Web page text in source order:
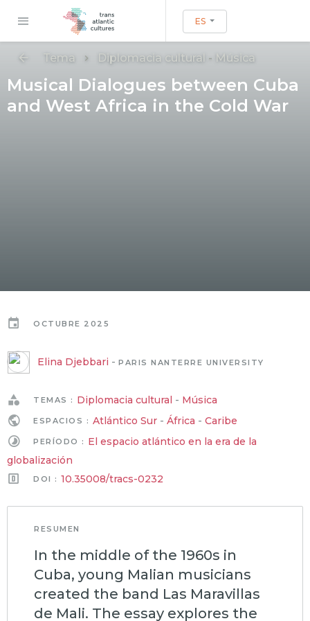
ES
Tema Diplomacia cultural - Música
Musical Dialogues between Cuba
and West Africa in the Cold War
OCTUBRE 2025
Elina Djebbari - PARIS NANTERRE UNIVERSITY
TEMAS : Diplomacia cultural - Música
ESPACIOS : Atlántico Sur- África - Caribe
PERÍODO : El espacio atlántico en la era de la
globalización
DOI : 10.35008/tracs-0232
RESUMEN
In the middle of the 1960s in
Cuba, young Malian musicians
created the band Las Maravillas
de Mali. The essay explores the